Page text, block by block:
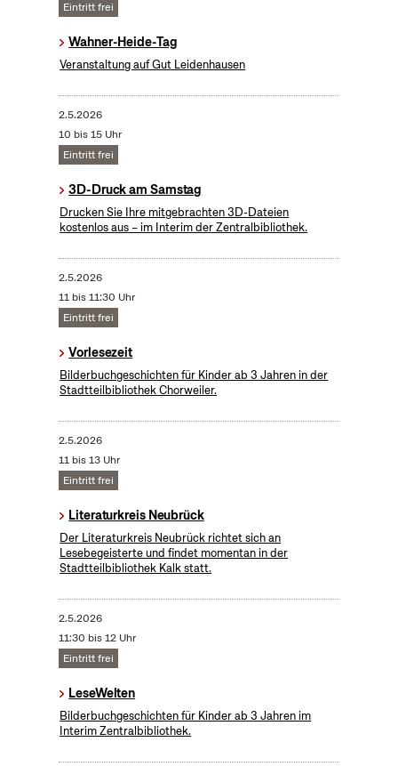
Eintritt frei
Wahner-Heide-Tag
Veranstaltung auf Gut Leidenhausen
2.5.2026
10 bis 15 Uhr
Eintritt frei
3D-Druck am Samstag
Drucken Sie Ihre mitgebrachten 3D-Dateien
kostenlos aus – im Interim der Zentralbibliothek.
2.5.2026
11 bis 11:30 Uhr
Eintritt frei
Vorlesezeit
Bilderbuchgeschichten für Kinder ab 3 Jahren in der
Stadtteilbibliothek Chorweiler.
2.5.2026
11 bis 13 Uhr
Eintritt frei
Literaturkreis Neubrück
Der Literaturkreis Neubrück richtet sich an
Lesebegeisterte und findet momentan in der
Stadtteilbibliothek Kalk statt.
2.5.2026
11:30 bis 12 Uhr
Eintritt frei
LeseWelten
Bilderbuchgeschichten für Kinder ab 3 Jahren im
Interim Zentralbibliothek.